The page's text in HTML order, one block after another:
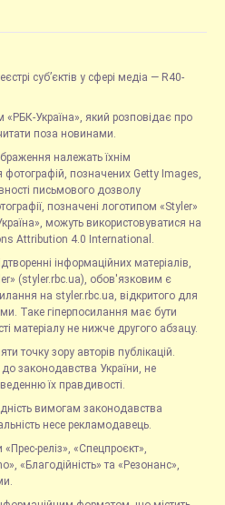
суб’єктів у сфері медіа — R40-
Україна», який розповідає про
поза новинами.
належать їхнім
позначених Getty Images,
письмового дозволу
позначені логотипом «Styler»
можуть використовуватися на
Attribution 4.0 International.
інформаційних матеріалів,
(styler.rbc.ua), обов'язковим є
на styler.rbc.ua, відкритого для
Таке гіперпосилання має бути
матеріалу не нижче другого абзацу.
точку зору авторів публікацій.
законодавства України, не
їх правдивості.
вимогам законодавства
несе рекламодавець.
реліз», «Спецпроєкт»,
«Благодійність» та «Резонанс»,